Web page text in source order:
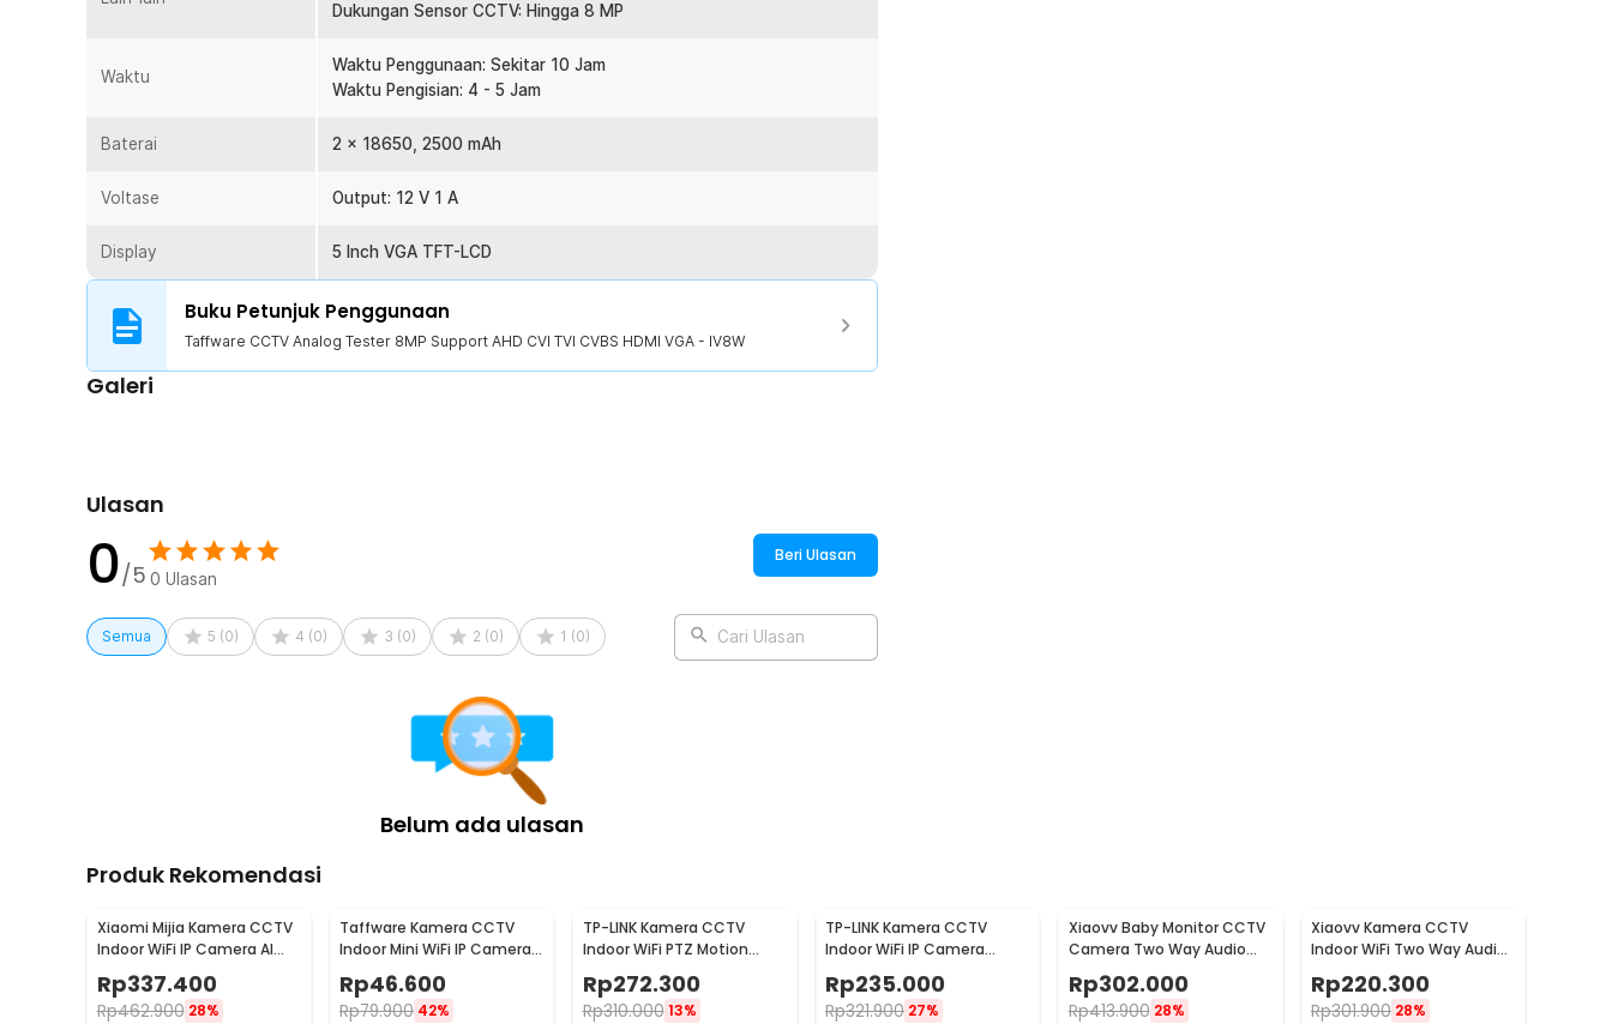
1 x Kabel 3.5 mm Aligator Clip
1 x Kabel RG59 BNC
1 x Kepala Charger
Dukungan Sensor CCTV: Hingga 8 MP
Waktu
Waktu Penggunaan: Sekitar 10 Jam
Waktu Pengisian: 4 - 5 Jam
Baterai 2 x 18650, 2500 mAh
Voltase Output: 12 V 1 A
Display 5 Inch VGA TFT-LCD
Buku Petunjuk Penggunaan
Taffware CCTV Analog Tester 8MP Support AHD CVI TVI CVBS HDMI VGA - IV8W
Galeri
Ulasan
0/5 0 Ulasan
Beri Ulasan
Semua 5 (0) 4 (0) 3 (0) 2 (0) 1 (0) Cari Ulasan
Belum ada ulasan
Produk Rekomendasi
Xiaomi Mijia Kamera CCTV
Indoor WiFi IP Camera AI
Detection 3MP 2K -
MJSXJ03HL
Rp337.400
Rp462.900 28%
Taffware Kamera CCTV
Indoor Mini WiFi IP Camera
2MP 1080P - A9
Rp46.600
Rp79.900 42%
TP-LINK Kamera CCTV
Indoor WiFi PTZ Motion
Detection 2MP 1080P -
Tapo C200
Rp272.300
Rp310.000 13%
TP-LINK Kamera CCTV
Indoor WiFi IP Camera
Motion Detection 2MP
1080P - Tapo C100
Rp235.000
Rp321.900 27%
Xiaovv Baby Monitor CCTV
Camera Two Way Audio
Motion Detection WiFi 2K -
XVV-3130S-BM-C1
Rp302.000
Rp413.900 28%
Xiaovv Kamera CCTV
Indoor WiFi Two Way Audio
Motion Detection 3MP 2K -
XVV-3630S-Q2
Rp220.300
Rp301.900 28%